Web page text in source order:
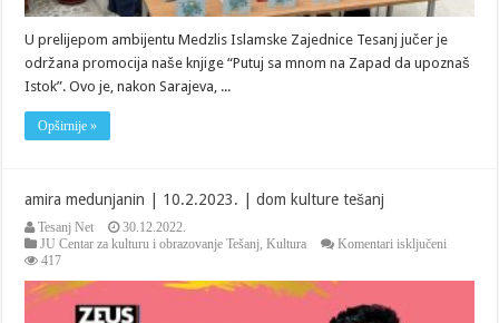
U prelijepom ambijentu Medzlis Islamske Zajednice Tesanj jučer je
održana promocija naše knjige “Putuj sa mnom na Zapad da upoznaš
Istok”. Ovo je, nakon Sarajeva, ...
Opširnije »
amira medunjanin | 10.2.2023. | dom kulture tešanj
Tesanj Net
30.12.2022.
JU Centar za kulturu i obrazovanje Tešanj,Kultura Komentari isključeni
417